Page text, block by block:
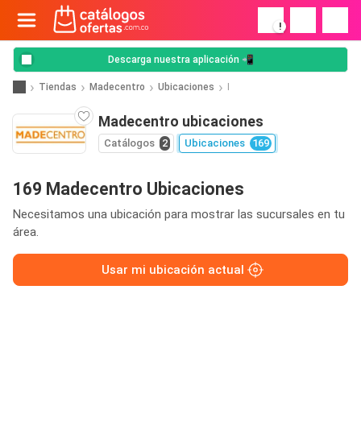
!
Descarga nuestra aplicación 📲
Tiendas Madecentro Ubicaciones I
Madecentro ubicaciones
Catálogos 2 Ubicaciones 169
169 Madecentro Ubicaciones
Necesitamos una ubicación para mostrar las sucursales en tu
área.
Usar mi ubicación actual